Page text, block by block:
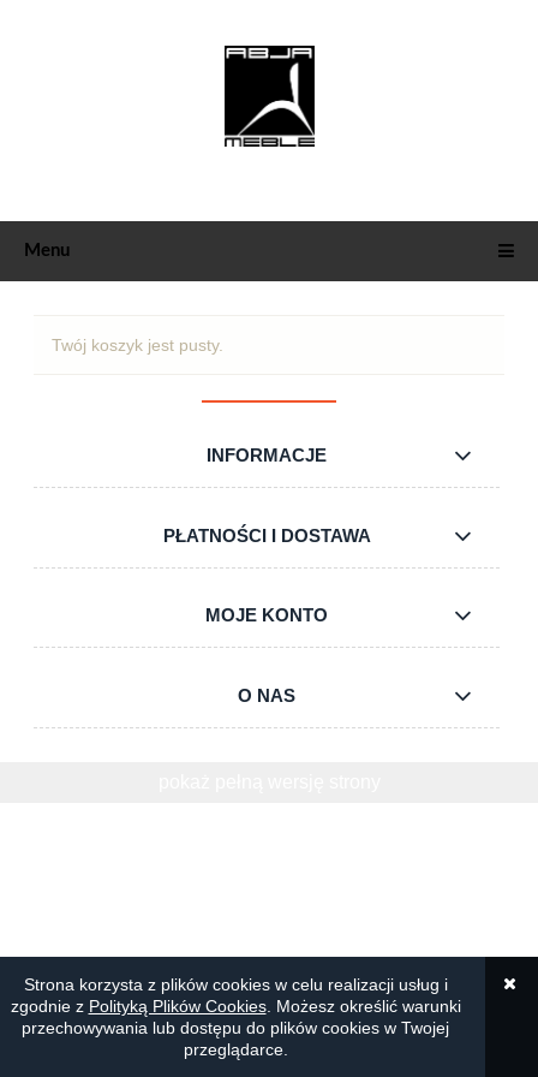
Strona korzysta z plików cookies w celu realizacji usług i
zgodnie z Polityką Plików Cookies. Możesz określić warunki
przechowywania lub dostępu do plików cookies w Twojej
przeglądarce.
Menu
Twój koszyk jest pusty.
INFORMACJE
PŁATNOŚCI I DOSTAWA
MOJE KONTO
O NAS